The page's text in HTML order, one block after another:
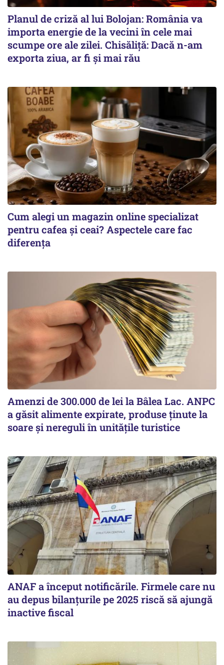
Planul de criză al lui Bolojan: România va
importa energie de la vecini în cele mai
scumpe ore ale zilei. Chisăliță: Dacă n-am
exporta ziua, ar fi și mai rău
Cum alegi un magazin online specializat
pentru cafea și ceai? Aspectele care fac
diferența
Amenzi de 300.000 de lei la Bâlea Lac. ANPC
a găsit alimente expirate, produse ținute la
soare și nereguli în unitățile turistice
ANAF a început notificările. Firmele care nu
au depus bilanțurile pe 2025 riscă să ajungă
inactive fiscal